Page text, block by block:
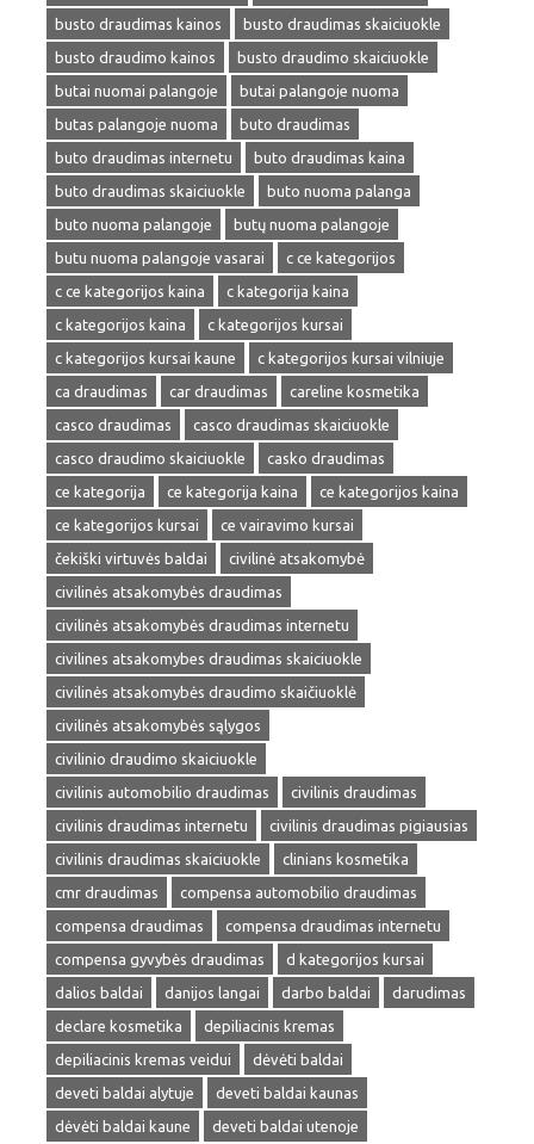
busto draudimas kainos
busto draudimas skaiciuokle
busto draudimo kainos
busto draudimo skaiciuokle
butai nuomai palangoje
butai palangoje nuoma
butas palangoje nuoma
buto draudimas
buto draudimas internetu
buto draudimas kaina
buto draudimas skaiciuokle
buto nuoma palanga
buto nuoma palangoje
butų nuoma palangoje
butu nuoma palangoje vasarai
c ce kategorijos
c ce kategorijos kaina
c kategorija kaina
c kategorijos kaina
c kategorijos kursai
c kategorijos kursai kaune
c kategorijos kursai vilniuje
ca draudimas
car draudimas
careline kosmetika
casco draudimas
casco draudimas skaiciuokle
casco draudimo skaiciuokle
casko draudimas
ce kategorija
ce kategorija kaina
ce kategorijos kaina
ce kategorijos kursai
ce vairavimo kursai
čekiški virtuvės baldai
civilinė atsakomybė
civilinės atsakomybės draudimas
civilinės atsakomybės draudimas internetu
civilines atsakomybes draudimas skaiciuokle
civilinės atsakomybės draudimo skaičiuoklė
civilinės atsakomybės sąlygos
civilinio draudimo skaiciuokle
civilinis automobilio draudimas
civilinis draudimas
civilinis draudimas internetu
civilinis draudimas pigiausias
civilinis draudimas skaiciuokle
clinians kosmetika
cmr draudimas
compensa automobilio draudimas
compensa draudimas
compensa draudimas internetu
compensa gyvybės draudimas
d kategorijos kursai
dalios baldai
danijos langai darbo baldai
darudimas
declare kosmetika
depiliacinis kremas
depiliacinis kremas veidui
dėvėti baldai
deveti baldai alytuje
deveti baldai kaunas
dėvėti baldai kaune
deveti baldai utenoje